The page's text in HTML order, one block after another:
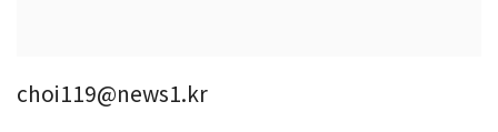
choi119@news1.kr